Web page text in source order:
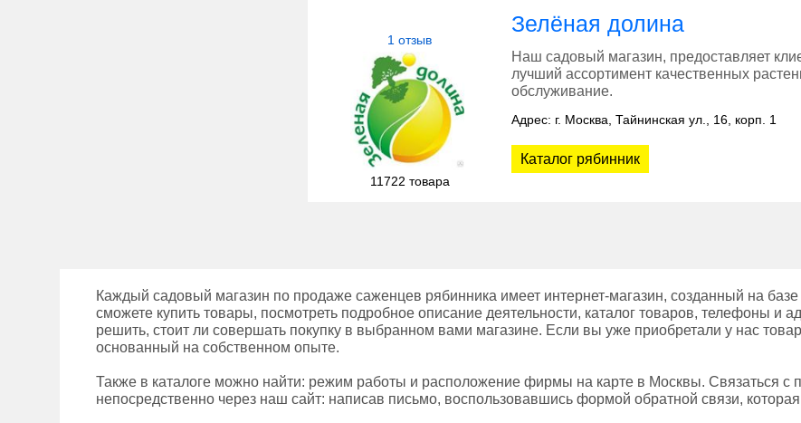
1 отзыв
11722 товара
Зелёная долина
Наш садовый магазин, предоставляет
лучший ассортимент качественных
обслуживание.
Адрес: г. Москва, Тайнинская ул., 16, корп. 1
Каталог рябинник
Каждый садовый магазин по продаже саженцев рябинника имеет интернет-магазин, созданный на
сможете купить товары, посмотреть подробное описание деятельности, каталог товаров, телефоны и
решить, стоит ли совершать покупку в выбранном вами магазине. Если вы уже приобретали у нас
основанный на собственном опыте.
Также в каталоге можно найти: режим работы и расположение фирмы на карте в Москвы. Связаться с
непосредственно через наш сайт: написав письмо, воспользовавшись формой обратной связи,